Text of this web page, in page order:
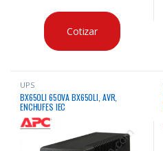
Cotizar
UPS
BX650LI 650VA BX650LI, AVR,
ENCHUFES IEC